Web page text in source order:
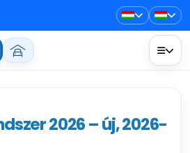
2026 – új, 2026-